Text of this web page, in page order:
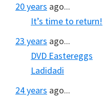
20 years ago...
It’s time to return!
23 years ago...
DVD Eastereggs
Ladidadi
24 years ago...